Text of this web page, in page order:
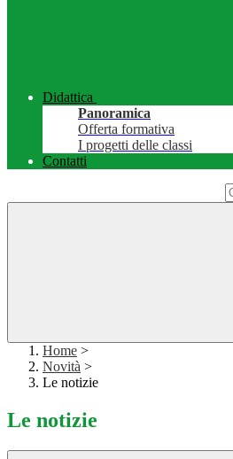
Didattica
Panoramica
Offerta formativa
I progetti delle classi
Contatti
Home >
Novità >
Le notizie
Le notizie